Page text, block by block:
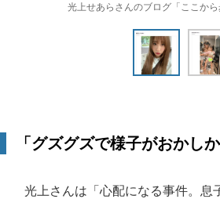
光上せあらさんのブログ「ここから
「グズグズで様子がおかしか
光上さんは「心配になる事件。息